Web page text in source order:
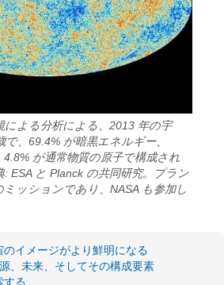
による分析による、2013 年の宇
で、69.4% が暗黒エネルギー、
4.8% が通常物質の原子で構成され
: ESA と Planck の共同研究。プラン
ミッションであり、NASA も参加し
イメージがより鮮明になる
、未来、そしてその構成要素
する